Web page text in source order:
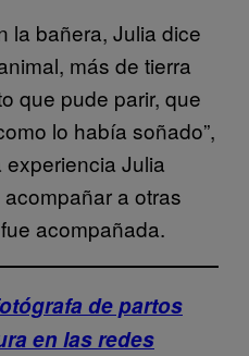
la bañera, Julia dice
más de tierra
que pude parir, que
lo había soñado”,
Julia
acompañar a otras
acompañada.
de partos
en las redes